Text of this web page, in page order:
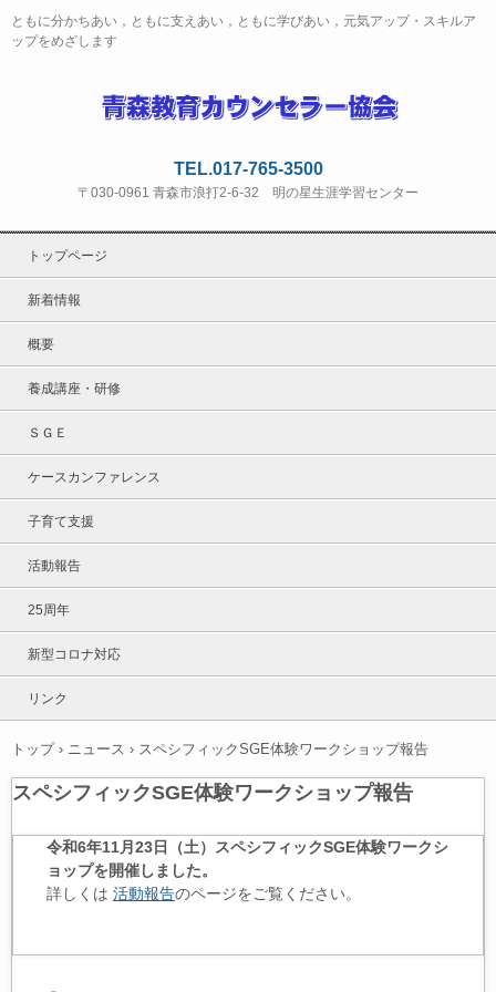
ともに分かちあい，ともに支えあい，ともに学びあい，元気アップ・スキルア
ップをめざします
TEL.017-765-3500
〒030-0961 青森市浪打2-6-32 明の星生涯学習センター
トップページ
新着情報
概要
養成講座・研修
ＳＧＥ
ケースカンファレンス
子育て支援
活動報告
25周年
新型コロナ対応
リンク
トップ › ニュース › スペシフィックSGE体験ワークショップ報告
スペシフィックSGE体験ワークショップ報告
令和6年11月23日（土）スペシフィックSGE体験ワークシ
ョップを開催しました。
詳しくは 活動報告のページをご覧ください。